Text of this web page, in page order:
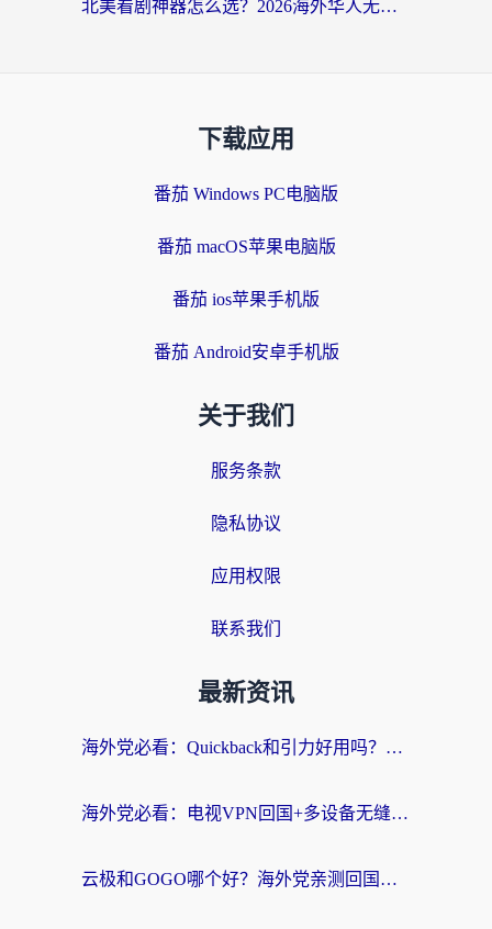
北美看剧神器怎么选？2026海外华人无缝访问国内资源全攻略
下载应用
番茄 Windows PC电脑版
番茄 macOS苹果电脑版
番茄 ios苹果手机版
番茄 Android安卓手机版
关于我们
服务条款
隐私协议
应用权限
联系我们
最新资讯
海外党必看：Quickback和引力好用吗？3分钟搞懂回国加速器怎么选
海外党必看：电视VPN回国+多设备无缝访问国内资源的实用指南
云极和GOGO哪个好？海外党亲测回国加速器选择指南（附iOS免费&Windows VPN实用技巧）